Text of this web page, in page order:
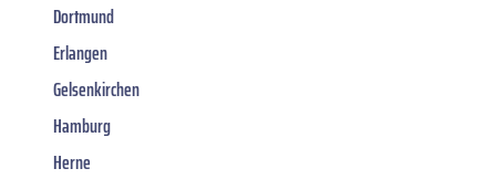
Dortmund
Erlangen
Gelsenkirchen
Hamburg
Herne